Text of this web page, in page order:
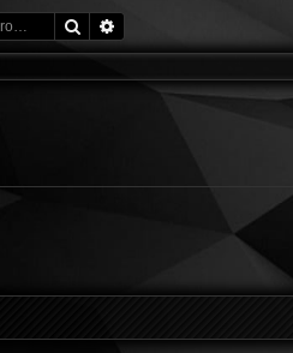
Buscar